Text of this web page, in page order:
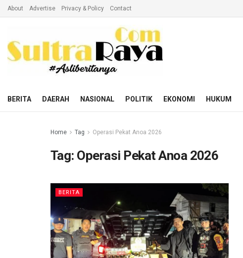
About Advertise Privacy & Policy Contact
BERITA DAERAH NASIONAL POLITIK EKONOMI HUKUM
Home Tag Operasi Pekat Anoa 2026
Tag: Operasi Pekat Anoa 2026
BERITA